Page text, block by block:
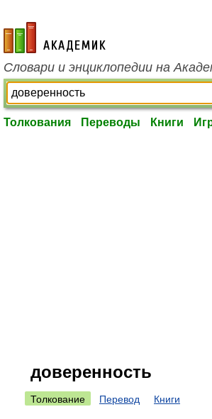
academic.ru
Словари и энциклопедии на
Толкования Переводы Книги
доверенность
Толкование Перевод Книги